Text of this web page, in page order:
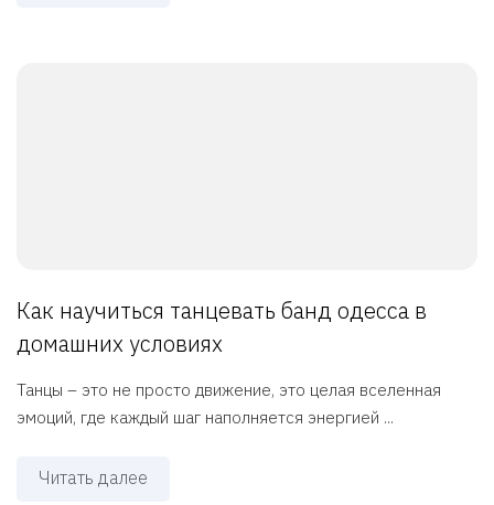
Как научиться танцевать банд одесса в
домашних условиях
Танцы – это не просто движение, это целая вселенная
эмоций, где каждый шаг наполняется энергией ...
Читать далее